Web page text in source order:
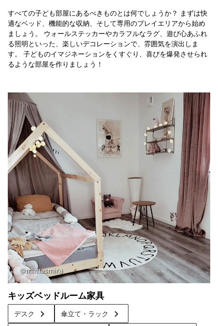
すべての子ども部屋にあるべきものとは何でしょうか？ まずは快
適なベッド、機能的な収納、そして専用のプレイエリアから始め
ましょう。 ウォールステッカーやカラフルなラグ、遊び心あふれ
る照明といった、楽しいデコレーションで、雰囲気を演出しま
す。 子どものイマジネーションをくすぐり、喜びを爆発させられ
るような部屋を作りましょう！
@mimasmira
キッズベッドルーム家具
デスク keyboard_arrow_right 傘立て・ラック keyboard_arrow_right